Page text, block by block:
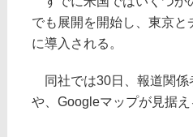
でも展開を開始し、東京
に導入される。
同社では30日、報道関係
や、Googleマップが見据